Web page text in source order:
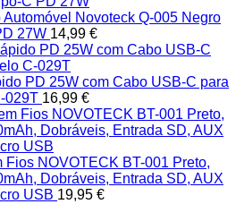
Novoteck Q-005 Negro
27W 14,99 €
PD 25W com Cabo USB-C para
029T 16,99 €
Fios NOVOTECK BT-001 Preto,
Dobráveis, Entrada SD, AUX
USB 19,95 €